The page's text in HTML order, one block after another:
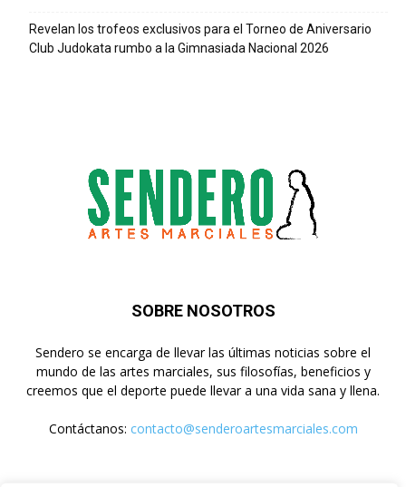
Revelan los trofeos exclusivos para el Torneo de Aniversario
Club Judokata rumbo a la Gimnasiada Nacional 2026
SOBRE NOSOTROS
Sendero se encarga de llevar las últimas noticias sobre el
mundo de las artes marciales, sus filosofías, beneficios y
creemos que el deporte puede llevar a una vida sana y llena.
Contáctanos: contacto@senderoartesmarciales.com